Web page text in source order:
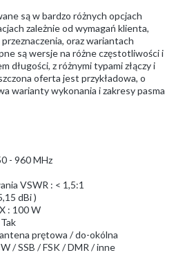
są w bardzo różnych opcjach
zależnie od wymagań klienta,
oraz wariantach
są wersje na różne częstotliwości i
długości, z różnymi typami złączy i
oferta jest przykładowa, o
warianty wykonania i zakresy pasma
- 960 MHz
VSWR : < 1,5:1
dBi )
: 100 W
prętowa / do-okólna
/ SSB / FSK / DMR / inne